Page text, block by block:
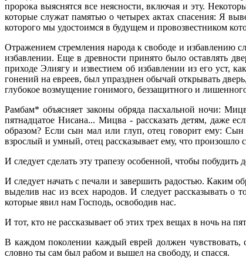
пророка выяснятся все неясности, включая и эту.
которые служат памятью о четырех актах спасения: Я
которого мы удостоимся в будущем и провозвестником
Отражением стремления народа к свободе и избавлению
избавлении. Еще в древности принято было оставлять
приходе Элиягу и известием об избавлении из его уст,
гонений на евреев, был упразднен обычай открывать
глубокое возмущение гонимого, беззащитного и
Рамбам* объясняет законы обряда пасхальной ночи:
пятнадцатое Нисана... Мицва - рассказать детям, даже
образом? Если сын мал или глуп, отец говорит ему:
взрослый и умный, отец рассказывает ему, что
И следует сделать эту трапезу особенной, чтобы
И следует начать с печали и завершить радостью. Каким
выделив нас из всех народов. И следует рассказывать
которые явил нам Господь, освободив нас.
И тот, кто не рассказывает об этих трех вещах в ночь на
В каждом поколении каждый еврей должен
словно ты сам был рабом и вышел на свободу, и спасся.